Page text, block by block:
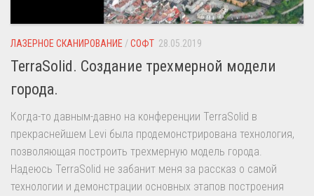
ЛАЗЕРНОЕ СКАНИРОВАНИЕ /СОФТ 28.05.2019
TerraSolid. Создание трехмерной модели
города.
Когда-то давным-давно на конференции TerraSolid в
прекраснейшем Levi была продемонстрирована технология,
позволяющая построить трехмерную модель города.
Надеюсь TerraSolid не забанит меня за рассказ о самой
технологии и демонстрации основных этапов построения